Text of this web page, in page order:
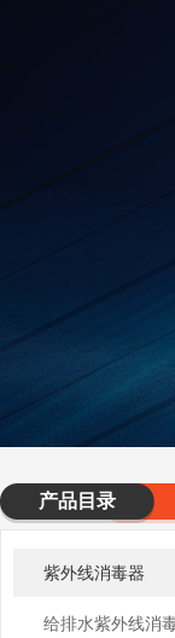
产品目录
紫外线消毒器
给排水紫外线消